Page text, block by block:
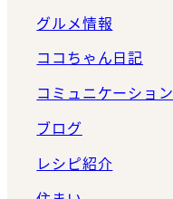
グルメ情報
ココちゃん日記
コミュニケーション
ブログ
レシピ紹介